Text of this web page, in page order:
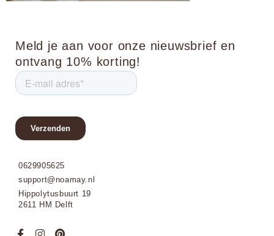
Meld je aan voor onze nieuwsbrief en
ontvang 10% korting!
0629905625
support@noamay.nl
Hippolytusbuurt 19
2611 HM Delft